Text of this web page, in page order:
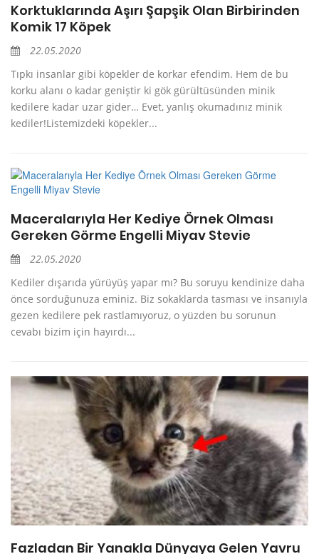
Korktuklarında Aşırı Şapşik Olan Birbirinden
Komik 17 Köpek
22.05.2020
Tıpkı insanlar gibi köpekler de korkar efendim. Hem de bu
korku alanı o kadar geniştir ki gök gürültüsünden minik
kedilere kadar uzar gider… Evet, yanlış okumadınız minik
kediler!Listemizdeki köpekler...
Maceralarıyla Her Kediye Örnek Olması
Gereken Görme Engelli Miyav Stevie
22.05.2020
Kediler dışarıda yürüyüş yapar mı? Bu soruyu kendinize daha
önce sorduğunuza eminiz. Biz sokaklarda tasması ve insanıyla
gezen kedilere pek rastlamıyoruz, o yüzden bu sorunun
cevabı bizim için hayırdı...
Fazladan Bir Yanakla Dünyaya Gelen Yavru